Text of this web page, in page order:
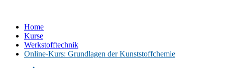
Home
Kurse
Werkstofftechnik
Online-Kurs: Grundlagen der Kunststoffchemie